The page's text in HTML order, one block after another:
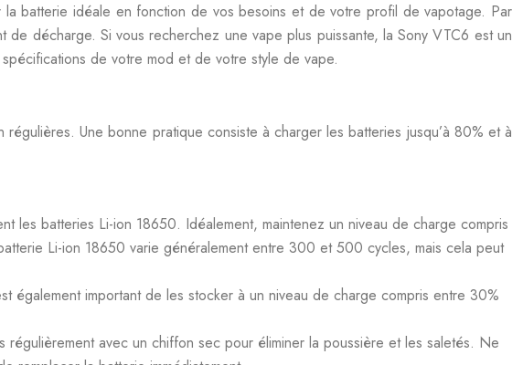
batterie idéale en fonction de vos besoins et de votre profil de vapotage. Par
décharge. Si vous recherchez une vape plus puissante, la Sony VTC6 est un
de votre mod et de votre style de vape.
Une bonne pratique consiste à charger les batteries jusqu’à 80% et à
les batteries Li-ion 18650. Idéalement, maintenez un niveau de charge compris
Li-ion 18650 varie généralement entre 300 et 500 cycles, mais cela peut
également important de les stocker à un niveau de charge compris entre 30%
avec un chiffon sec pour éliminer la poussière et les saletés. Ne